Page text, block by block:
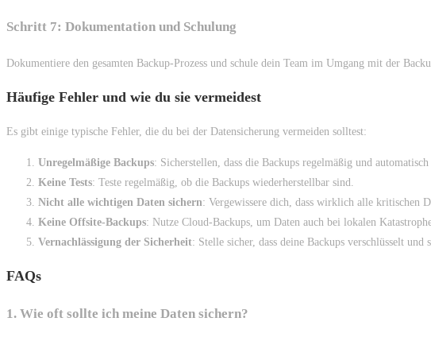
Schritt 7: Dokumentation und Schulung
Dokumentiere den gesamten Backup-Prozess und schule dein Team im Umgang mit der
Häufige Fehler und wie du sie vermeidest
Es gibt einige typische Fehler, die du bei der Datensicherung vermeiden solltest:
Unregelmäßige Backups: Sicherstellen, dass die Backups regelmäßig und
Keine Tests: Teste regelmäßig, ob die Backups wiederherstellbar sind.
Nicht alle wichtigen Daten sichern: Vergewissere dich, dass wirklich alle kritischen
Keine Offsite-Backups: Nutze Cloud-Backups, um Daten auch bei lokalen
Vernachlässigung der Sicherheit: Stelle sicher, dass deine Backups verschlüsselt und
FAQs
1. Wie oft sollte ich meine Daten sichern?